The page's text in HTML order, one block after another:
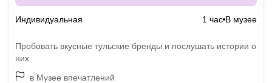
Индивидуальная 1 час В музее
Пробовать вкусные тульские бренды и послушать истории о
них
в Музее впечатлений